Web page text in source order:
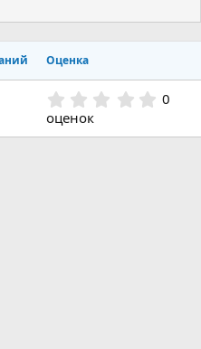
Оценка
0
0
0
оценок